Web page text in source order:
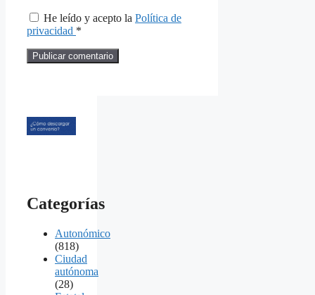
He leído y acepto la Política de
privacidad *
Categorías
Autonómico
(818)
Ciudad
autónoma
(28)